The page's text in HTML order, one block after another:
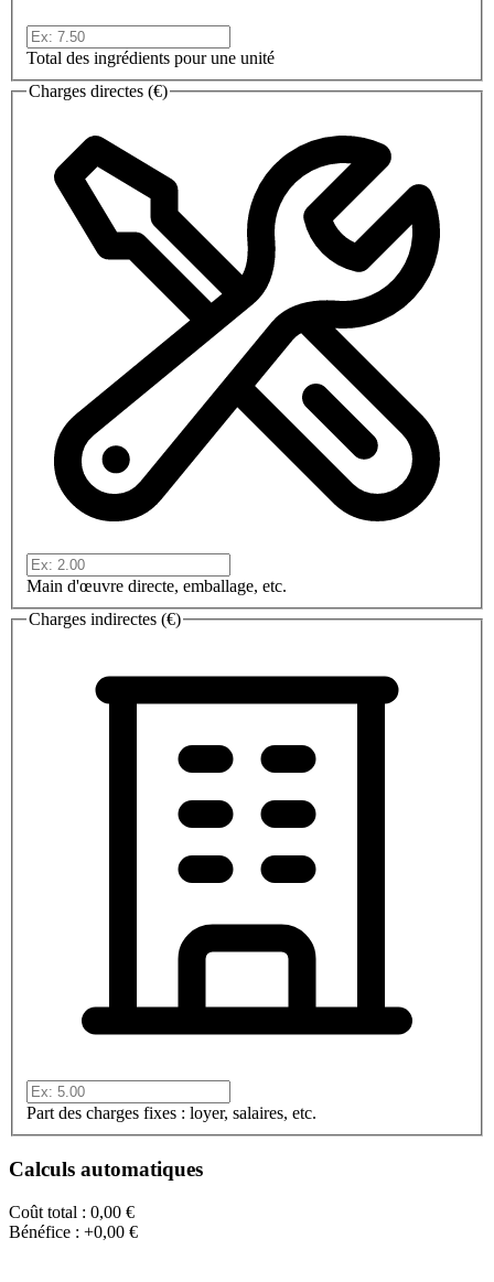
Total des ingrédients pour une unité
Charges directes (€)
Main d'œuvre directe, emballage, etc.
Charges indirectes (€)
Part des charges fixes : loyer, salaires, etc.
Calculs automatiques
Coût total : 0,00 €
Bénéfice : +0,00 €